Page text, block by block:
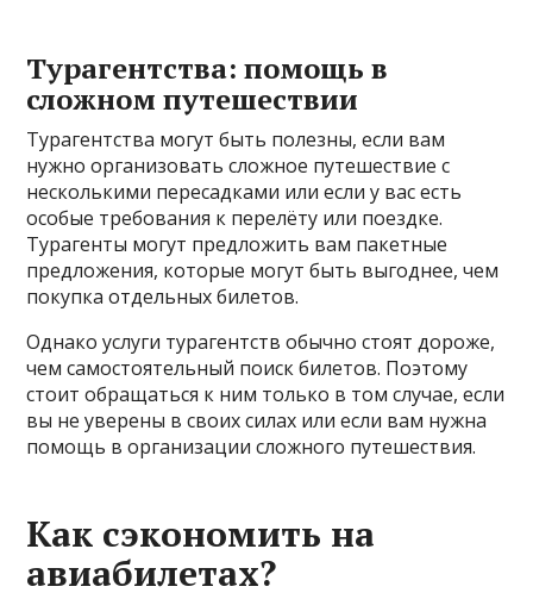
Турагентства: помощь в
сложном путешествии
Турагентства могут быть полезны, если вам
нужно организовать сложное путешествие с
несколькими пересадками или если у вас есть
особые требования к перелёту или поездке.
Турагенты могут предложить вам пакетные
предложения, которые могут быть выгоднее, чем
покупка отдельных билетов.
Однако услуги турагентств обычно стоят дороже,
чем самостоятельный поиск билетов. Поэтому
стоит обращаться к ним только в том случае, если
вы не уверены в своих силах или если вам нужна
помощь в организации сложного путешествия.
Как сэкономить на
авиабилетах?